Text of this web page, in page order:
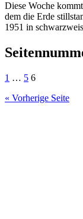
Diese Woche kommt am 11.12.2008 das Remake vom „Der Tag an
dem die Erde
1951 in
1 … 5 6
« Vorherige Seite